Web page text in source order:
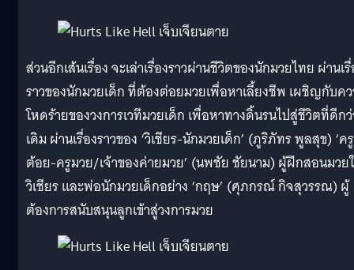
ส่วนอีกเส้นเรื่อง จะเล่าเรื่องราวผ่านชีวิตของนักมวยไทย ผ่านเ
ราวของนักมวยเด็ก ที่ต้องต่อยมวยเพื่อหาเลี้ยงชีพ เผชิญกับค
โหดร้ายของวงการเวทีมวยเด็ก เพื่อหาทางดิ้นรนไปสู่ชีวิตที่ดีก
เดิม ผ่านเรื่องราวของ ‘วิเชียร-นักมวยเด็ก’ (ภูริภัทร พูลสุข) ‘ครู
ต้อย-ครูมวย/เจ้าของค่ายมวย’ (นพชัย ชัยนาม) ผู้ฝึกสอนมวย
วิเชียร และพ่อนักมวยเด็กอย่าง ‘กฤษ’ (ศุภกรณ์ กิจสุวรรณ) ผู้
ต้องการสนับสนุนลูกเข้าสู่วงการมวย